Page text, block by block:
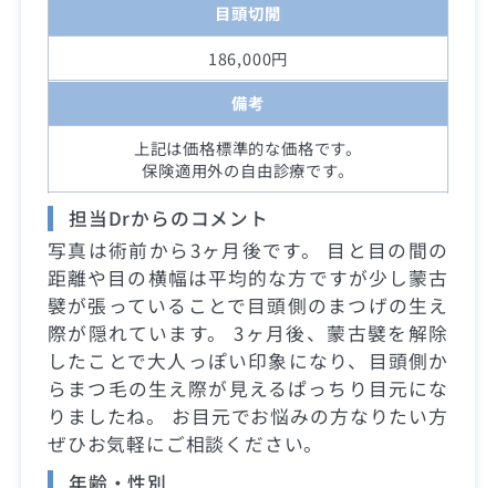
目頭切開
186,000円
備考
上記は価格標準的な価格です。
保険適用外の自由診療です。
担当Drからのコメント
写真は術前から3ヶ月後です。 目と目の間の
距離や目の横幅は平均的な方ですが少し蒙古
襞が張っていることで目頭側のまつげの生え
際が隠れています。 3ヶ月後、蒙古襞を解除
したことで大人っぽい印象になり、目頭側か
らまつ毛の生え際が見えるぱっちり目元にな
りましたね。 お目元でお悩みの方なりたい方
ぜひお気軽にご相談ください。
年齢・性別